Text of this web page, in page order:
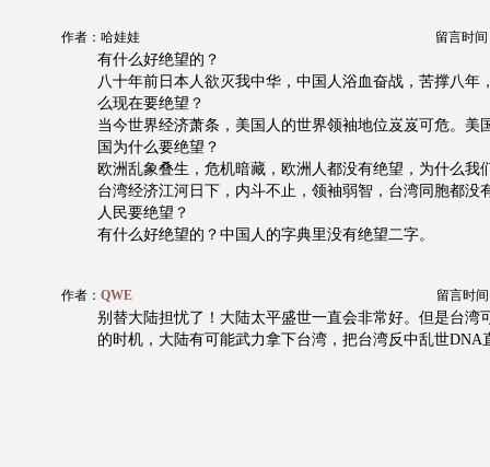
作者：哈娃娃 留言时间
有什么好绝望的？
八十年前日本人欲灭我中华，中国人浴血奋战，苦撑八年
么现在要绝望？
当今世界经济萧条，美国人的世界领袖地位岌岌可危。美
国为什么要绝望？
欧洲乱象叠生，危机暗藏，欧洲人都没有绝望，为什么我
台湾经济江河日下，内斗不止，领袖弱智，台湾同胞都没
人民要绝望？
有什么好绝望的？中国人的字典里没有绝望二字。
作者： QWE 留言时间
别替大陆担忧了！大陆太平盛世一直会非常好。但是台湾
的时机，大陆有可能武力拿下台湾，把台湾反中乱世DNA